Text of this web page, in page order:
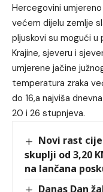
Hercegovini
većem dijelu zemlje
pljuskovi su mogući
Krajine, sjeveru i
umjerene jačine
temperatura zraka
do 16,a najviša
20 i 26 stupnjeva.
Novi rast
skuplji od 3,20
na lančana
Danas Dan